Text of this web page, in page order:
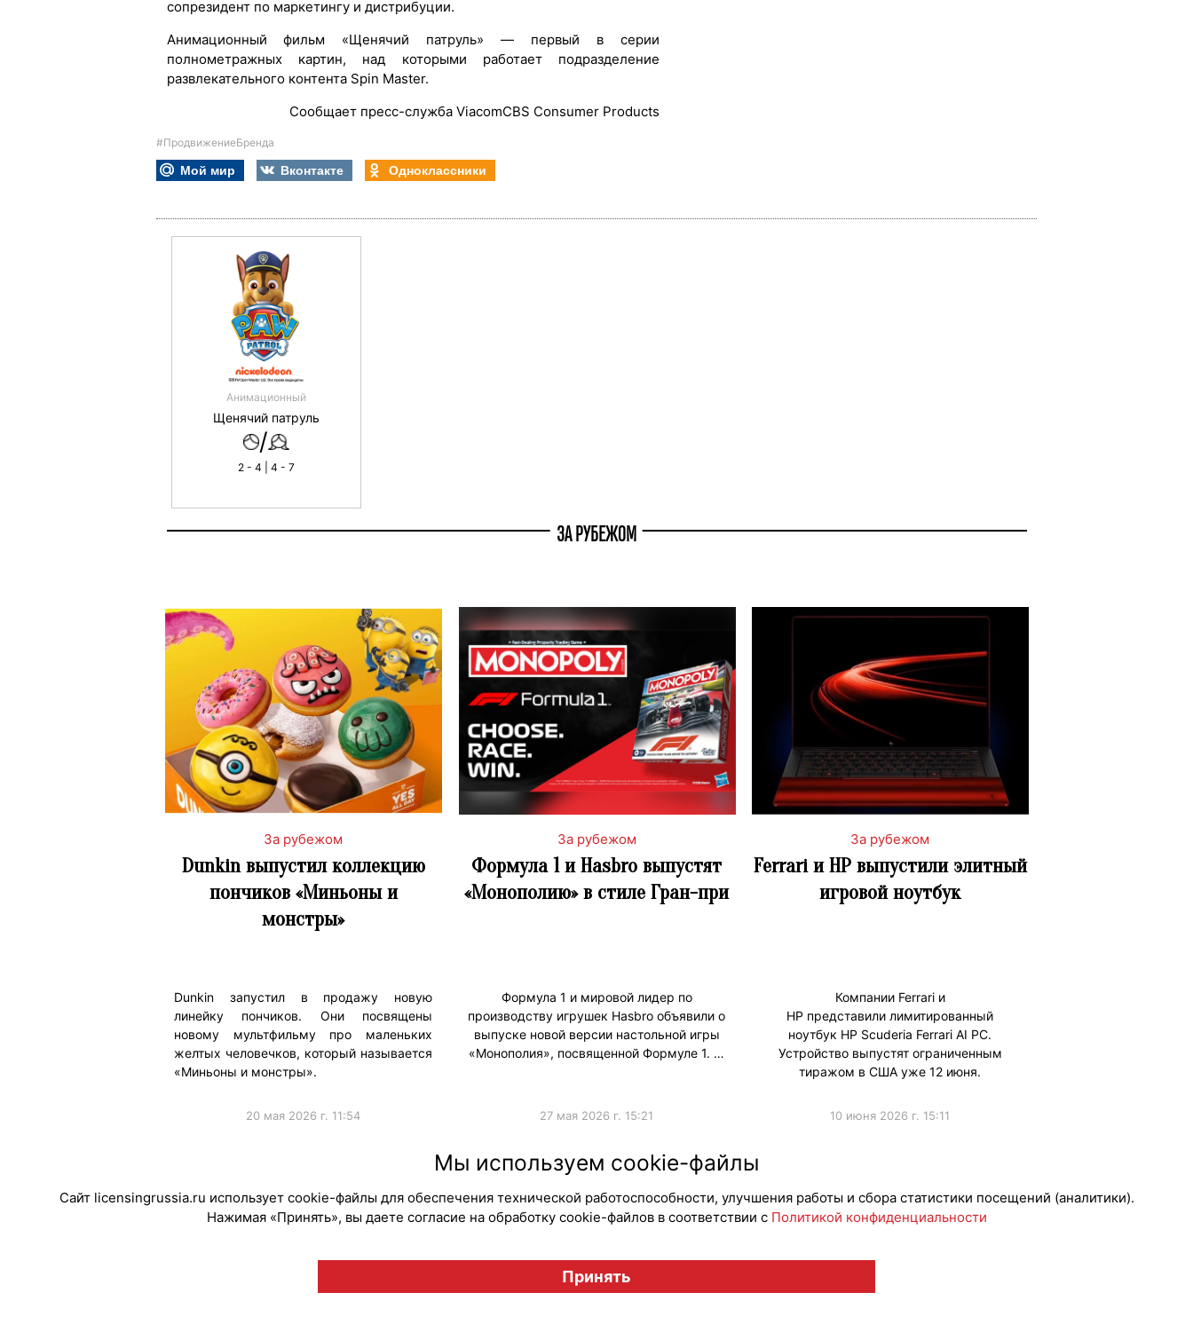
сопрезидент по маркетингу и дистрибуции.
Анимационный фильм «Щенячий патруль» — первый в серии
полнометражных картин, над которыми работает подразделение
развлекательного контента Spin Master.
Сообщает пресс-служба ViacomCBS Consumer Products
#ПродвижениеБренда
Мой мир Вконтакте Одноклассники
Анимационный
Щенячий патруль
/
2 - 4 | 4 - 7
ЗА РУБЕЖОМ
За рубежом
Dunkin выпустил коллекцию
пончиков «Миньоны и
монстры»
Dunkin запустил в продажу новую
линейку пончиков. Они посвящены
новому мультфильму про маленьких
желтых человечков, который называется
«Миньоны и монстры».
20 мая 2026 г. 11:54
За рубежом
Формула 1 и Hasbro выпустят
«Монополию» в стиле Гран-при
Формула 1 и мировой лидер по
производству игрушек Hasbro объявили о
выпуске новой версии настольной игры
«Монополия», посвященной Формуле 1. …
27 мая 2026 г. 15:21
За рубежом
Ferrari и HP выпустили элитный
игровой ноутбук
Компании Ferrari и
HP представили лимитированный
ноутбук HP Scuderia Ferrari AI PC.
Устройство выпустят ограниченным
тиражом в США уже 12 июня.
10 июня 2026 г. 15:11
© "Вестник лицензионного рынка", licensingrussia.ru, 2009-2026 12+
Мы используем cookie-файлы
Сайт licensingrussia.ru использует cookie-файлы для обеспечения технической работоспособности, улучшения работы и сбора статистики посещений (аналитики).
Нажимая «Принять», вы даете согласие на обработку cookie-файлов в соответствии с Политикой конфиденциальности
Принять